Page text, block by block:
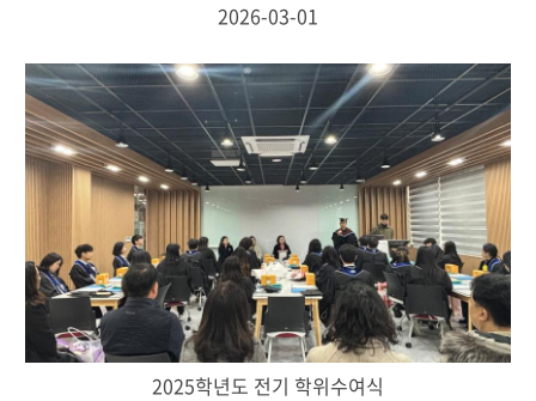
2026-03-01
2025학년도 전기 학위수여식